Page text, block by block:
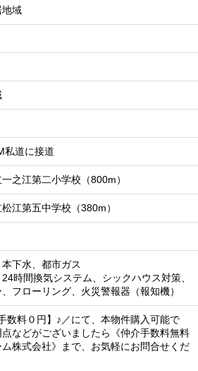
地域
私道に接道
之江第二小学校（800m）
江第五中学校（380m）
下水、都市ガス
時間換気システム、シックハウス対策、
フローリング、火災警報器（報知機）
数料０円】♪／にて、本物件購入可能で
などがございましたら《仲介手数料無料
株式会社》まで、お気軽にお問合せくだ